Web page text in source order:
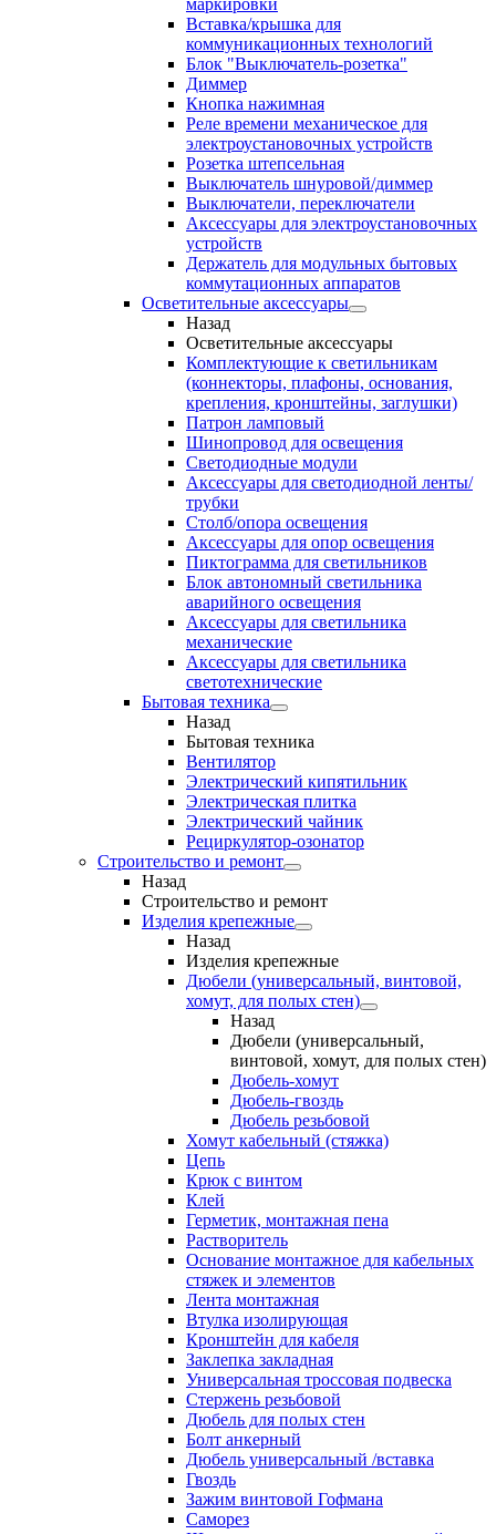
маркировки
Вставка/крышка для
коммуникационных технологий
Блок "Выключатель-розетка"
Диммер
Кнопка нажимная
Реле времени механическое для
электроустановочных устройств
Розетка штепсельная
Выключатель шнуровой/диммер
Выключатели, переключатели
Аксессуары для электроустановочных
устройств
Держатель для модульных бытовых
коммутационных аппаратов
Осветительные аксессуары
Назад
Осветительные аксессуары
Комплектующие к светильникам
(коннекторы, плафоны, основания,
крепления, кронштейны, заглушки)
Патрон ламповый
Шинопровод для освещения
Светодиодные модули
Аксессуары для светодиодной ленты/
трубки
Столб/опора освещения
Аксессуары для опор освещения
Пиктограмма для светильников
Блок автономный светильника
аварийного освещения
Аксессуары для светильника
механические
Аксессуары для светильника
светотехнические
Бытовая техника
Назад
Бытовая техника
Вентилятор
Электрический кипятильник
Электрическая плитка
Электрический чайник
Рециркулятор-озонатор
Строительство и ремонт
Назад
Строительство и ремонт
Изделия крепежные
Назад
Изделия крепежные
Дюбели (универсальный, винтовой,
хомут, для полых стен)
Назад
Дюбели (универсальный,
винтовой, хомут, для полых стен)
Дюбель-хомут
Дюбель-гвоздь
Дюбель резьбовой
Хомут кабельный (стяжка)
Цепь
Крюк с винтом
Клей
Герметик, монтажная пена
Растворитель
Основание монтажное для кабельных
стяжек и элементов
Лента монтажная
Втулка изолирующая
Кронштейн для кабеля
Заклепка закладная
Универсальная троссовая подвеска
Стержень резьбовой
Дюбель для полых стен
Болт анкерный
Дюбель универсальный /вставка
Гвоздь
Зажим винтовой Гофмана
Саморез